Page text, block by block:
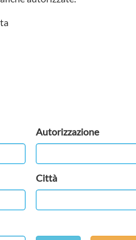
Autorizzazione
Città